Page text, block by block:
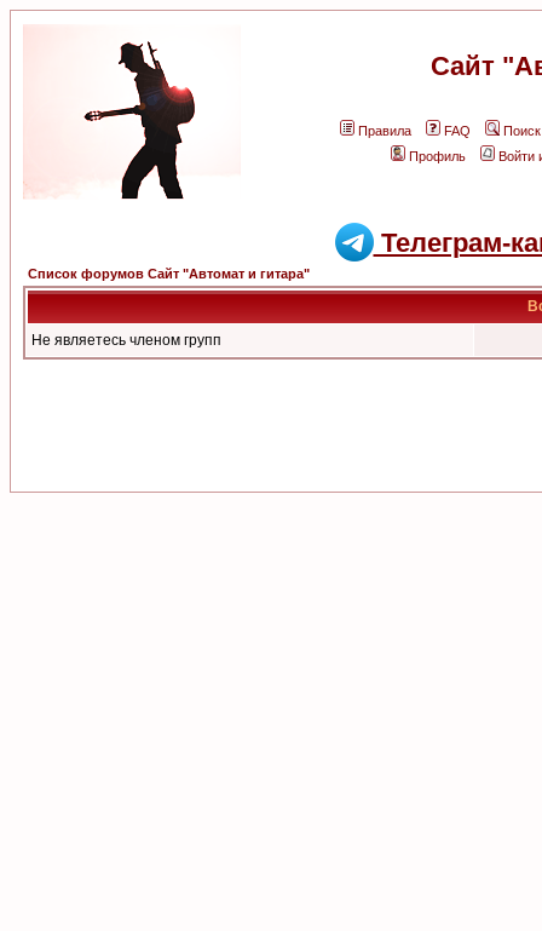
Сайт
Правила FAQ
Поиск
Профиль
Войти
Телеграм-
Список форумов Сайт "Автомат и гитара"
Не являетесь членом групп